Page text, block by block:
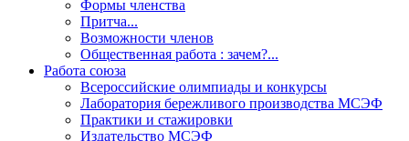
Формы членства
Притча...
Возможности членов
Общественная работа : зачем?...
Работа союза
Всероссийские олимпиады и конкурсы
Лаборатория бережливого производства МСЭФ
Практики и стажировки
Издательство МСЭФ